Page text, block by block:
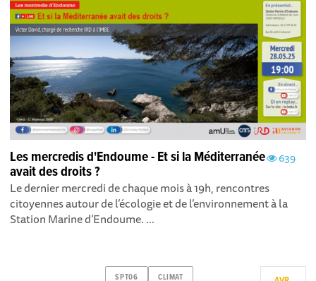
639
Les mercredis d'Endoume - Et si la Méditerranée
avait des droits ?
Le dernier mercredi de chaque mois à 19h, rencontres
citoyennes autour de l’écologie et de l’environnement à la
Station Marine d’Endoume. ...
SPT06 CLIMAT